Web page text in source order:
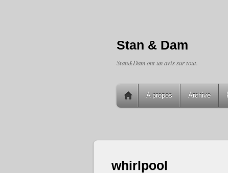
Stan & Dam
Stan&Dam ont un avis sur tout.
A propos Archive
whirlpool